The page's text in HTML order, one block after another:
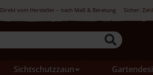
Direkt vom Hersteller – nach Maß & Beratung Sicher:
Sichtschutzzaun